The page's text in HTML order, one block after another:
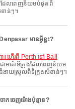
ងដែលពេញនិយមបំផុតពី
ាន់ៗ។
មានអ្វីខ្លះ?
ះហើរពី Perth ទៅ Bali
ាមាគ៌ាទីក្រុងដែលពេញនិយម
ប់ដ៏ងាយស្រួលពីទីក្រុងសំខាន់ៗ។
កចេញម៉ោងប៉ុន្មាន?